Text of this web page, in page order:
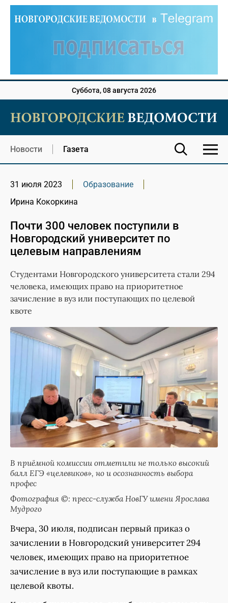
Суббота, 08 августа 2026
Новости Газета
31 июля 2023
Образование
Ирина Кокоркина
Почти 300 человек поступили в
Новгородский университет по
целевым направлениям
Студентами Новгородского университета стали 294
человека, имеющих право на приоритетное
зачисление в вуз или поступающих по целевой
квоте
В приёмной комиссии отметили не только высокий
балл ЕГЭ «целевиков», но и осознанность выбора
профес
Фотография ©: пресс-служба НовГУ имени Ярослава
Мудрого
Вчера, 30 июля, подписан первый приказ о
зачислении в Новгородский университет 294
человек, имеющих право на приоритетное
зачисление в вуз или поступающие в рамках
целевой квоты.